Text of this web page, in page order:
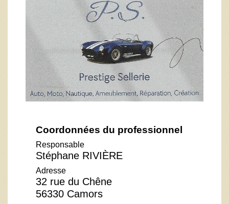
Coordonnées du professionnel
Responsable
Stéphane RIVIÈRE
Adresse
32 rue du Chêne
56330 Camors